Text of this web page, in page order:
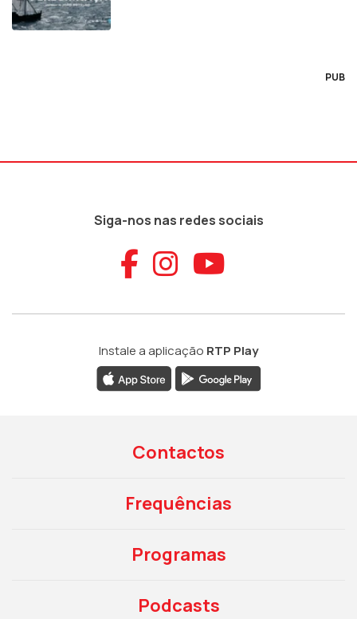
PUB
Siga-nos nas redes sociais
Aceder ao
Aceder ao
Aceder
Instale a aplicação RTP Play
Contactos
Frequências
Programas
Podcasts